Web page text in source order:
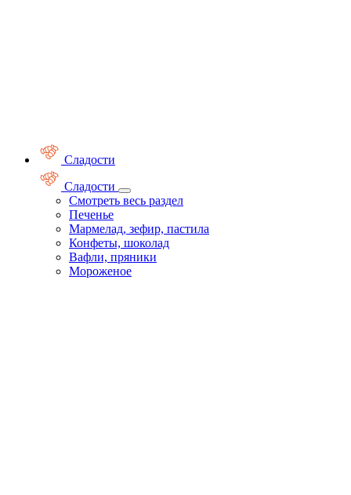
Сладости
Сладости
Смотреть весь раздел
Печенье
Мармелад, зефир, пастила
Конфеты, шоколад
Вафли, пряники
Мороженое